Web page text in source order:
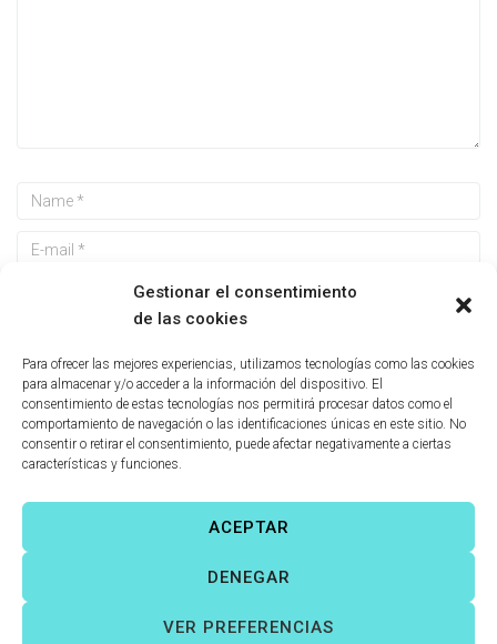
Gestionar el consentimiento
de las cookies
Para ofrecer las mejores experiencias, utilizamos tecnologías como las cookies
para almacenar y/o acceder a la información del dispositivo. El
consentimiento de estas tecnologías nos permitirá procesar datos como el
comportamiento de navegación o las identificaciones únicas en este sitio. No
consentir o retirar el consentimiento, puede afectar negativamente a ciertas
características y funciones.
ACEPTAR
DENEGAR
VER PREFERENCIAS
Guarda mi nombre, correo electrónico y web en este
navegador para la próxima vez que comente.
Víctor Fernández Correas
Todos los derechos reservados. |
|Política de cookies